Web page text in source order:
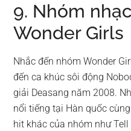
9. Nhóm
Wonder Girls
Nhắc đến nhóm Wonder
đến ca khúc sôi động
giải Deasang năm 2008.
nổi tiếng tại Hàn quốc
hit khác của nhóm như Tell